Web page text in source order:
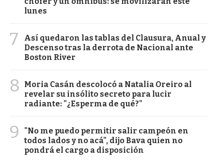
lunes
7
Así quedaron las tablas del Clausura, Anual y
Descenso tras la derrota de Nacional ante
Boston River
8
Moria Casán descolocó a Natalia Oreiro al
revelar su insólito secreto para lucir
radiante: "¿Esperma de qué?"
9
"No me puedo permitir salir campeón en
todos lados y no acá", dijo Bava quien no
pondrá el cargo a disposición